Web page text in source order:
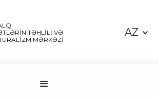
TƏHLİLİ VƏ
MƏRKƏZİ
AZ